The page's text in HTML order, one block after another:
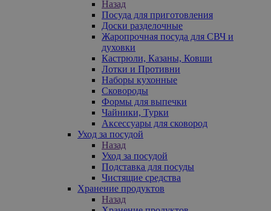
Назад
Посуда для приготовления
Доски разделочные
Жаропрочная посуда для СВЧ и
духовки
Кастрюли, Казаны, Ковши
Лотки и Противни
Наборы кухонные
Сковороды
Формы для выпечки
Чайники, Турки
Аксессуары для сковород
Уход за посудой
Назад
Уход за посудой
Подставка для посуды
Чистящие средства
Хранение продуктов
Назад